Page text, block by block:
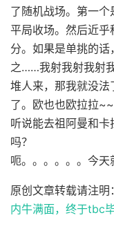
了随机战场。第一
平局收场。然后近
分。如果是单挑的
之……我射我射我射
堆人来，那我就没
了。欧也也欧拉拉
听说能去祖阿曼和
吗？
呃。。。。。。今天
原创文章转载请注明
内牛满面，终于tbc